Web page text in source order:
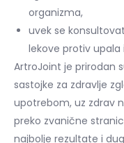
organizma,
uvek se
lekove protiv upala
ArtroJoint je prirodan
sastojke za zdravlje
upotrebom, uz zdrav
preko zvanične
najbolje rezultate i